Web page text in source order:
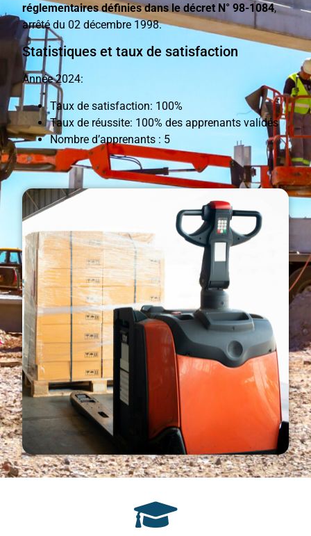
réglementaires définies dans le décret N° 98-1084,
arrêté du 02 décembre 1998.
Statistiques et taux de satisfaction
Année 2024:
Taux de satisfaction: 100%
Taux de réussite: 100% des apprenants validés
Nombre d’apprenants : 5